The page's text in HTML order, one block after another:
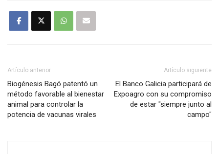
Artículo anterior
Biogénesis Bagó patentó un
método favorable al bienestar
animal para controlar la
potencia de vacunas virales
Artículo siguiente
El Banco Galicia participará de
Expoagro con su compromiso
de estar "siempre junto al
campo"